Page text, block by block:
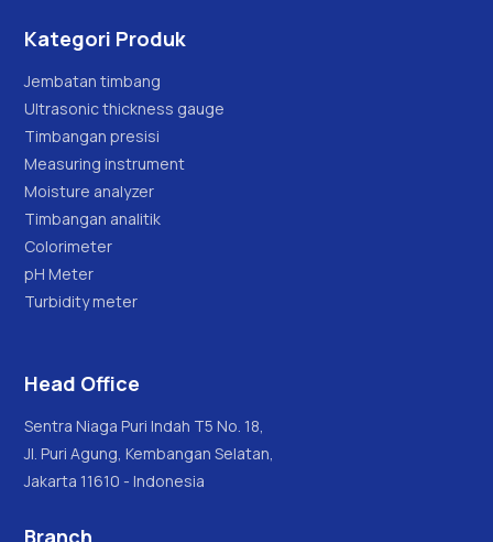
Kategori Produk
Jembatan timbang
Ultrasonic thickness gauge
Timbangan presisi
Measuring instrument
Moisture analyzer
Timbangan analitik
Colorimeter
pH Meter
Turbidity meter
Head Office
Sentra Niaga Puri Indah T5 No. 18,
Jl. Puri Agung, Kembangan Selatan,
Jakarta 11610 - Indonesia
Branch